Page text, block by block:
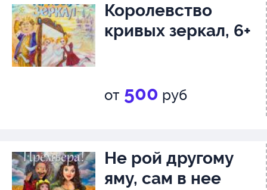
Королевство
кривых зеркал, 6+
от 500 руб
Не рой другому
яму, сам в нее